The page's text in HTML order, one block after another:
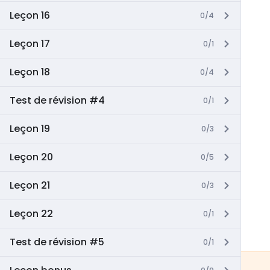
Leçon 16 0/4
Leçon 17 0/1
Leçon 18 0/4
Test de révision #4 0/1
Leçon 19 0/3
Leçon 20 0/5
Leçon 21 0/3
Leçon 22 0/1
Test de révision #5 0/1